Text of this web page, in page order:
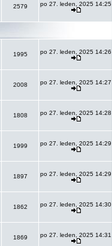
2579 po 27. leden, 2025 14:25
1995 po 27. leden, 2025 14:26
2008 po 27. leden, 2025 14:27
1808 po 27. leden, 2025 14:28
1999 po 27. leden, 2025 14:29
1897 po 27. leden, 2025 14:29
1862 po 27. leden, 2025 14:30
1869 po 27. leden, 2025 14:31